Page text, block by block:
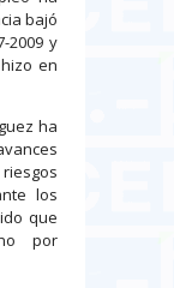
bajó
2009 y
en
ha
los
que
por